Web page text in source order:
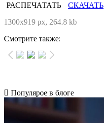
РАСПЕЧАТАТЬ
СКАЧАТЬ
1300x919 px, 264.8 kb
Смотрите также:
Популярое в блоге